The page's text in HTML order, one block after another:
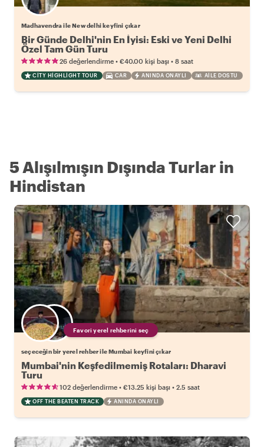
Madhavendra ile New delhi keyfini çıkar
Bir Günde Delhi'nin En İyisi: Eski ve Yeni Delhi
Özel Tam Gün Turu
26 değerlendirme • €40.00 kişi başı • 8 saat
CITY HIGHLIGHT TOUR CAR ANINDA ONAYLI AILE DOSTU
5 Alışılmışın Dışında Turlar in
Hindistan
Favori yerel rehberini seç
seçeceğin bir yerel rehber ile Mumbai keyfini çıkar
Mumbai'nin Keşfedilmemiş Rotaları: Dharavi
Turu
102 değerlendirme • €13.25 kişi başı • 2.5 saat
OFF THE BEATEN TRACK ANINDA ONAYLI